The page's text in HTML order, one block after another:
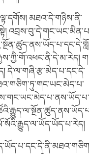
མཐའ་དེ་གཉིས་ནི་